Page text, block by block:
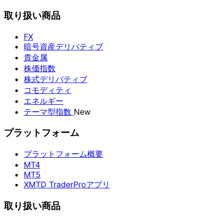
取り扱い商品
FX
暗号資産デリバティブ
貴金属
株価指数
株式デリバティブ
コモディティ
エネルギー
テーマ型指数 New
プラットフォーム
プラットフォーム概要
MT4
MT5
XMTD TraderProアプリ
取り扱い商品